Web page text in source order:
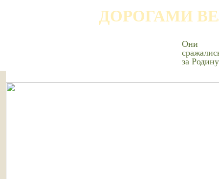
ДОРОГАМИ
Они
за Родину